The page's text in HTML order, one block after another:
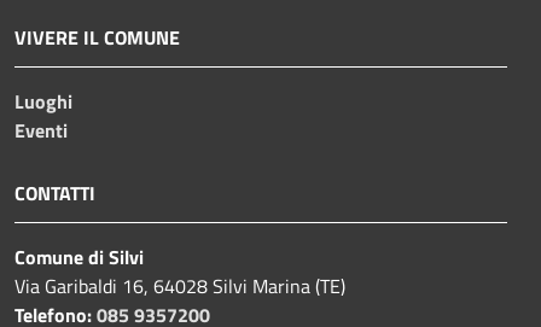
VIVERE IL COMUNE
Luoghi
Eventi
CONTATTI
Comune di Silvi
Via Garibaldi 16, 64028 Silvi Marina (TE)
Telefono:085 9357200